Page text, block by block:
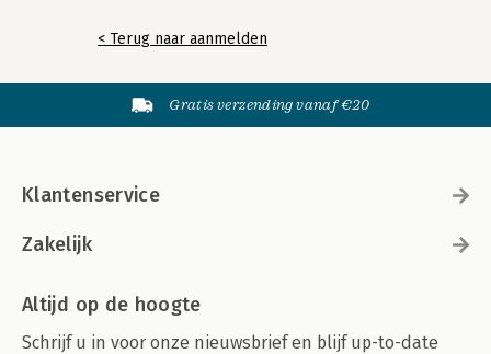
< Terug naar aanmelden
Gratis verzending vanaf €20
Klantenservice
Zakelijk
Altijd op de hoogte
Schrijf u in voor onze nieuwsbrief en blijf up-to-date